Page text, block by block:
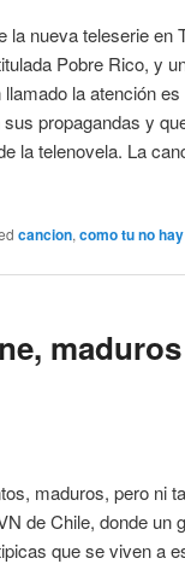
la nueva teleserie en
Pobre Rico, y
llamado la atención
sus propagandas y
la telenovela. La
cancion,como tu no
maduros, pero ni
de Chile, donde un
que se viven a